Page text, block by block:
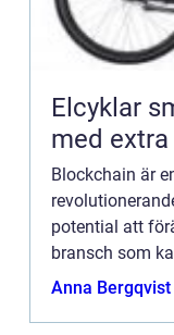
Elcyklar smart vardagscykling
med
Blockchain är
potential att
bransch som
bilindustrin, där
Anna Bergqvist